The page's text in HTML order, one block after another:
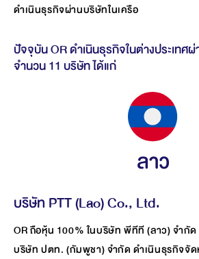
ดำเนินธุรกิจผ่านบริษัทในเครือ
ปัจจุบัน OR ดำเนินธุรกิจในต่างประเทศ
จำนวน 11 บริษัท ได้แก่
ลาว
บริษัท PTT (Lao) Co., Ltd.
OR ถือหุ้น 100% ในบริษัท พีทีที (ลาว) จำกั
บริษัท ปตท. (กัมพูชา) จำกัด ดำเนินธุรกิจจัด